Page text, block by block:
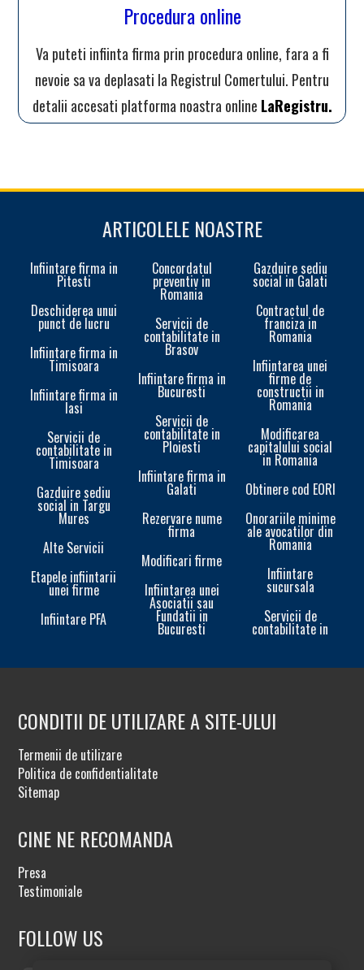
Procedura online
Va puteti infiinta firma prin procedura online, fara a fi
nevoie sa va deplasati la Registrul Comertului. Pentru
detalii accesati platforma noastra online LaRegistru.
ARTICOLELE NOASTRE
Infiintare firma in
Pitesti
Deschiderea unui
punct de lucru
Infiintare firma in
Timisoara
Infiintare firma in
Iasi
Servicii de
contabilitate in
Timisoara
Gazduire sediu
social in Targu
Mures
Alte Servicii
Etapele infiintarii
unei firme
Infiintare PFA
Concordatul
preventiv in
Romania
Servicii de
contabilitate in
Brasov
Infiintare firma in
Bucuresti
Servicii de
contabilitate in
Ploiesti
Infiintare firma in
Galati
Rezervare nume
firma
Modificari firme
Infiintarea unei
Asociatii sau
Fundatii in
Bucuresti
Gazduire sediu
social in Galati
Contractul de
franciza in
Romania
Infiintarea unei
firme de
constructii in
Romania
Modificarea
capitalului social
in Romania
Obtinere cod EORI
Onorariile minime
ale avocatilor din
Romania
Infiintare
sucursala
Servicii de
contabilitate in
CONDITII DE UTILIZARE A SITE-ULUI
Termenii de utilizare
Politica de confidentialitate
Sitemap
CINE NE RECOMANDA
Presa
Testimoniale
FOLLOW US